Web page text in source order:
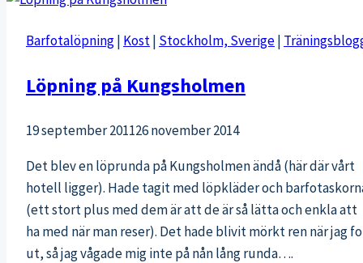
Barfotalöpning| Kost| Stockholm, Sverige|
Löpning på Kungsholmen
19 september 201126 november 2014
Det blev en löprunda på Kungsholmen ändå (här där vårt
hotell ligger). Hade tagit med löpkläder och
(ett stort plus med dem är att de är så lätta och enkla att
ha med när man reser). Det hade blivit mörkt ren när jag
ut, så jag vågade mig inte på nån lång runda….